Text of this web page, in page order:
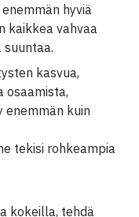
hyviä
kaikkea vahvaa
kasvua,
osaamista,
enemmän kuin
tekisi rohkeampia
kokeilla, tehdä